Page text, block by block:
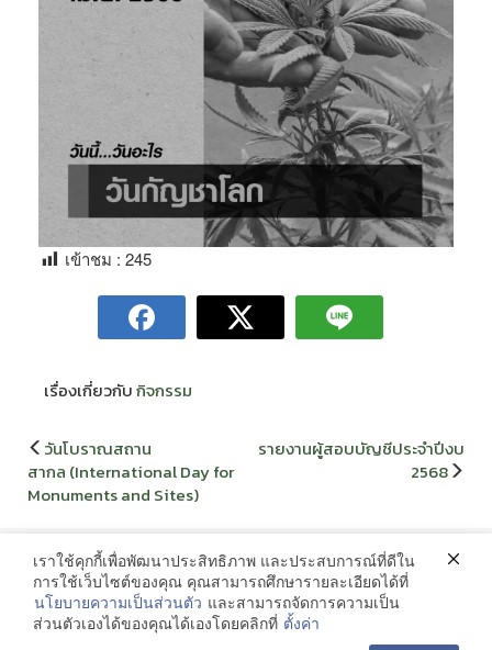
เข้าชม : 245
เรื่องเกี่ยวกับกิจกรรม
แนะแนว
เรื่อง
วันโบราณสถาน
สากล (International Day for
Monuments and Sites)
รายงานผู้สอบบัญชีประจำปีงบ
2568
ติดต่อ
งานคลังมหาวิทยาลัยราชภัฏสกลนคร เลขที่ 680 ถนนนิตโย ต. ธาตุเชิงชุม
อำเภอเมือง จังหวัดสกลนคร 47000 โทรศัพท์ 042-970119
เราใช้คุกกี้เพื่อพัฒนาประสิทธิภาพ และประสบการณ์ที่ดีใน
การใช้เว็บไซต์ของคุณ คุณสามารถศึกษารายละเอียดได้ที่
นโยบายความเป็นส่วนตัว และสามารถจัดการความเป็น
ส่วนตัวเองได้ของคุณได้เองโดยคลิกที่ ตั้งค่า